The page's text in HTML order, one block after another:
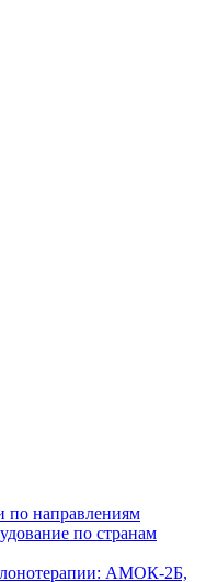
по направлениям
по странам